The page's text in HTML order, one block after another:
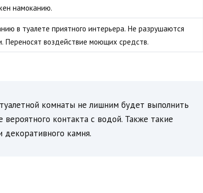
намоканию.
в туалете приятного интерьера. Не разрушаются
Переносят воздействие моющих средств.
комнаты не лишним будет выполнить
контакта с водой. Также такие
декоративного камня.